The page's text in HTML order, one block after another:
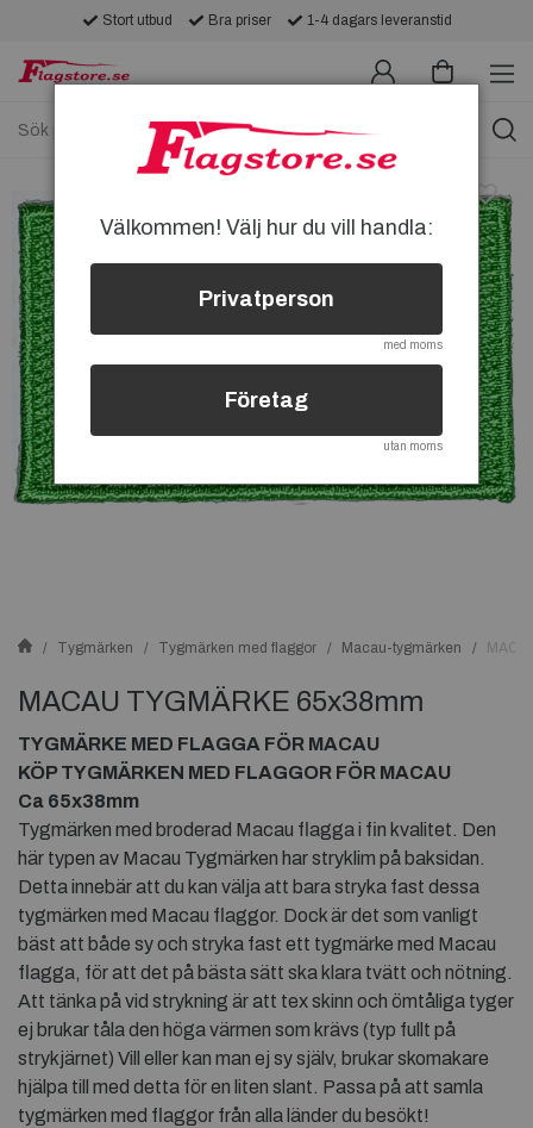
Stort utbud Bra priser 1-4 dagars leveranstid
Tygmärken Tygmärken med flaggor Macau-tygmärken
MACAU TYGMÄRKE 65x38mm
TYGMÄRKE MED FLAGGA FÖR MACAU
KÖP TYGMÄRKEN MED FLAGGOR FÖR MACAU
Ca 65x38mm
Tygmärken med broderad Macau flagga i fin kvalitet. Den
här typen av Macau Tygmärken har stryklim på baksidan.
Detta innebär att du kan välja att bara stryka fast dessa
tygmärken med Macau flaggor. Dock är det som vanligt
bäst att både sy och stryka fast ett tygmärke med Macau
flagga, för att det på bästa sätt ska klara tvätt och nötning.
Att tänka på vid strykning är att tex skinn och ömtåliga tyger
ej brukar tåla den höga värmen som krävs (typ fullt på
strykjärnet) Vill eller kan man ej sy själv, brukar skomakare
hjälpa till med detta för en liten slant. Passa på att samla
tygmärken med flaggor från alla länder du besökt!
Välkommen! Välj hur du vill handla:
Privatperson
med moms
Företag
utan moms